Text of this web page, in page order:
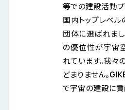
等での建設活動プ
国内トップレベ
団体に選ばれま
の優位性が宇宙
れています。我
どまりません。
で宇宙の建設に貢